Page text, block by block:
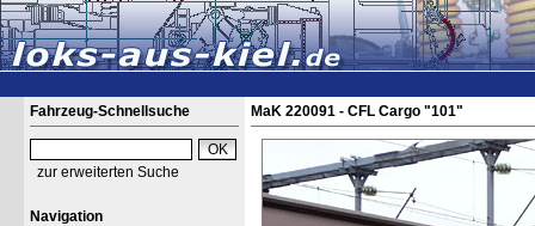
Fahrzeug-Schnellsuche
zur erweiterten Suche
Navigation
MaK 220091 - CFL Cargo "101"